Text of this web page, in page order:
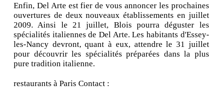
Enfin, Del Arte est fier de vous annoncer les prochaines
ouvertures de deux nouveaux établissements en juillet
2009. Ainsi le 21 juillet, Blois pourra déguster les
spécialités italiennes de Del Arte. Les habitants d'Essey-
les-Nancy devront, quant à eux, attendre le 31 juillet
pour découvrir les spécialités préparées dans la plus
pure tradition italienne.
restaurants à Paris Contact :